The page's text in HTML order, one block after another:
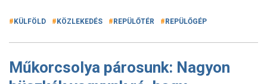
KÜLFÖLD KÖZLEKEDÉS REPÜLŐTÉR REPÜLŐGÉP
Műkorcsolya párosunk: Nagyon